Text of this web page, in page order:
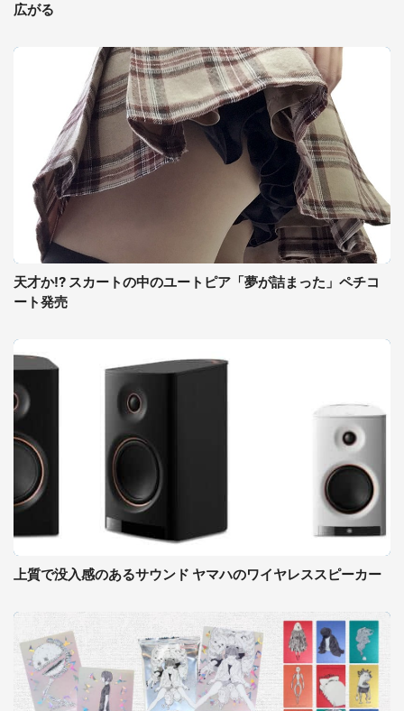
広がる
天才か!? スカートの中のユートピア「夢が詰まった」ペチコ
ート発売
上質で没入感のあるサウンド ヤマハのワイヤレススピーカー